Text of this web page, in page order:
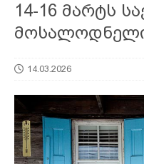
14-16 მარტს
14.03.2026